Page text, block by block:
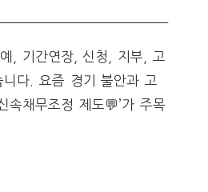
, 기간연장, 신청, 지부, 고
니다. 요즘 경기 불안과 고
속채무조정 제도💬’가 주목